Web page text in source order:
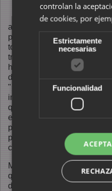
aparecieron en la plaza en
protesta por la protesta (lo
toda la vida) que anunciaba
tradiciones y que mostraba
había tenido la osadía de
de silenciarlos. La gente
"¡Ser de los quintos es lo
impresionante "
¡Queremos
que llegara a salir el
en este tipo de
pancarta y todo el mundo se
protagonista de esta nueva
compromiso con la tradición.
Mientras participaba como
que Morfeo aparecería en
de tejado en tejado, y que
controlan la
de cookies, por
Estrictamente
necesarias
Funcionalidad